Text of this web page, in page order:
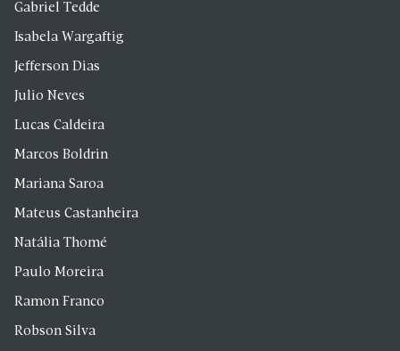
Gabriel Tedde
Isabela Wargaftig
Jefferson Dias
Julio Neves
Lucas Caldeira
Marcos Boldrin
Mariana Saroa
Mateus Castanheira
Natália Thomé
Paulo Moreira
Ramon Franco
Robson Silva